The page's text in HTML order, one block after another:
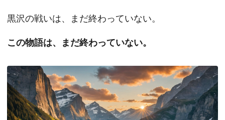
黒沢の戦いは、まだ終わっていない。
この物語は、まだ終わっていない。